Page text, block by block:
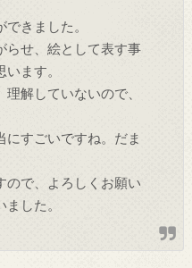
きました。
らせ、絵として表す事
ます。
理解していないので、
にすごいですね。だま
ので、よろしくお願い
した。